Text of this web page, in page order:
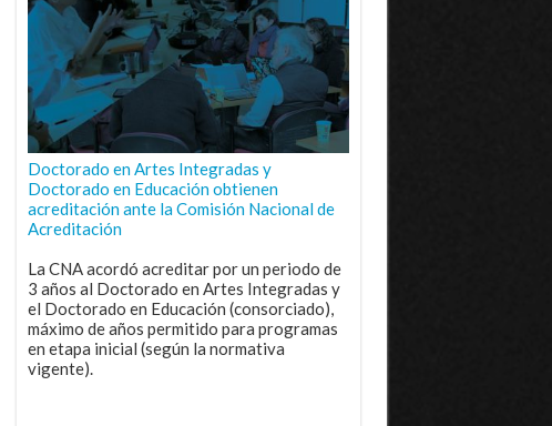
Doctorado en Artes Integradas y
Doctorado en Educación obtienen
acreditación ante la Comisión Nacional de
Acreditación
La CNA acordó acreditar por un periodo de
3 años al Doctorado en Artes Integradas y
el Doctorado en Educación (consorciado),
máximo de años permitido para programas
en etapa inicial (según la normativa
vigente).